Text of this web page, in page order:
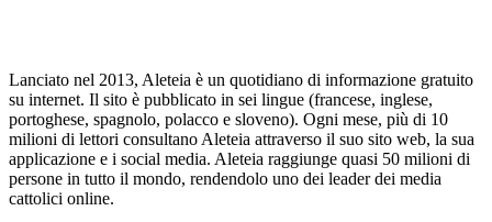
Lanciato nel 2013, Aleteia è un quotidiano di informazione gratuito
su internet. Il sito è pubblicato in sei lingue (francese, inglese,
portoghese, spagnolo, polacco e sloveno). Ogni mese, più di 10
milioni di lettori consultano Aleteia attraverso il suo sito web, la sua
applicazione e i social media. Aleteia raggiunge quasi 50 milioni di
persone in tutto il mondo, rendendolo uno dei leader dei media
cattolici online.